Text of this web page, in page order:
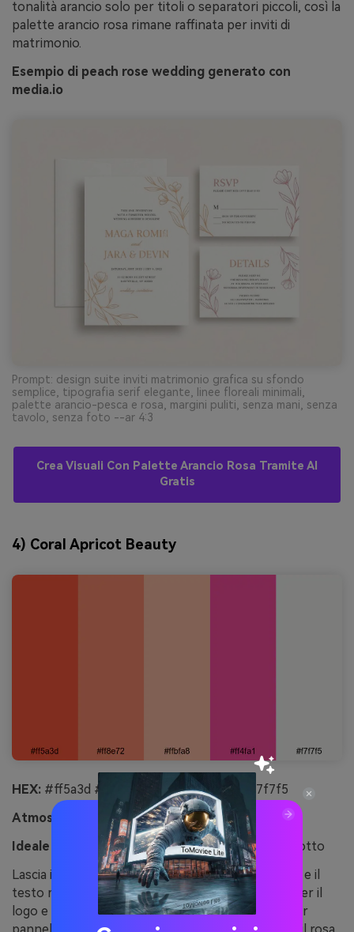
tonalità arancio solo per titoli o separatori piccoli, così la
palette arancio rosa rimane raffinata per inviti di
matrimonio.
Esempio di peach rose wedding generato con
media.io
Prompt: design suite inviti matrimonio grafica su sfondo
semplice, tipografia serif elegante, linee floreali minimali,
palette arancio-pesca e rosa, margini puliti, senza mani, senza
tavolo, senza foto --ar 4:3
Crea Visuali Con Palette Arancio Rosa Tramite AI
Gratis
4) Coral Apricot Beauty
HEX: #ff5a3d #ff8e72 #ffbfa8 #ff4fa1 #f7f7f5
Atmosfera:
fresca, lucida, vivace
Ideale per:
packaging cosmetici e pubblicità prodotto
Lascia il quasi-bianco per lo sfondo così i prodotti e il
testo risultano puliti, poi combina corallo e rosa per il
logo e le informazioni principali. Usa l’albicocca per